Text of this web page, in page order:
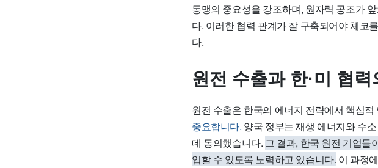
동맹의 중요성을 강조하며, 원자력 공조가
다. 이러한 협력 관계가 잘 구축되어야 체코
다.
원전 수출과 한·미 협력
원전 수출은 한국의 에너지 전략에서 핵심
중요합니다. 양국 정부는 재생 에너지와 수
데 동의했습니다. 그 결과, 한국 원전 기업들
입할 수 있도록 노력하고 있습니다. 이 과정